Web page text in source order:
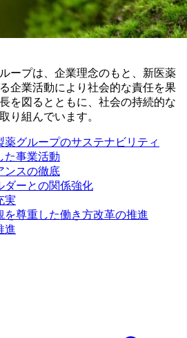
ープは、企業理念のもと、新医薬
企業活動により社会的な責任を果
を図るとともに、社会の持続的な
り組んでいます。
薬グループのサステナビリティ
た事業活動
ンスの徹底
ダーとの関係強化
実
を尊重した働き方改革の推進
進